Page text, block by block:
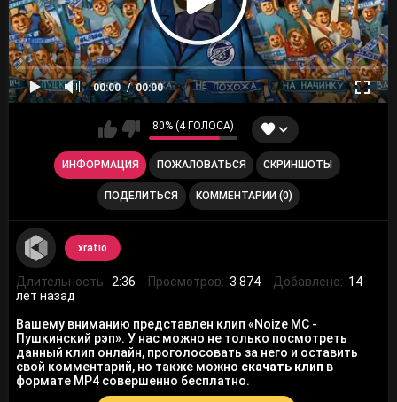
00:00 00:00
80% (4 ГОЛОСА)
ИНФОРМАЦИЯ ПОЖАЛОВАТЬСЯ СКРИНШОТЫ
ПОДЕЛИТЬСЯ КОММЕНТАРИИ (0)
xratio
Длительность: 2:36 Просмотров: 3 874 Добавлено: 14
лет назад
Вашему вниманию представлен клип «Noize MC -
Пушкинский рэп». У нас можно не только посмотреть
данный клип онлайн, проголосовать за него и оставить
свой комментарий, но также можно скачать клип в
формате MP4 совершенно бесплатно.